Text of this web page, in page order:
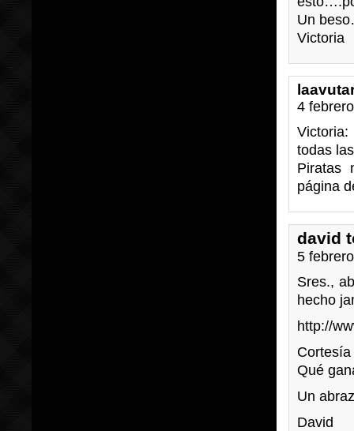
Un
Victoria
4
todas
Piratas
página
david
5
Sres.,
hecho
http://
Qué
Un
David